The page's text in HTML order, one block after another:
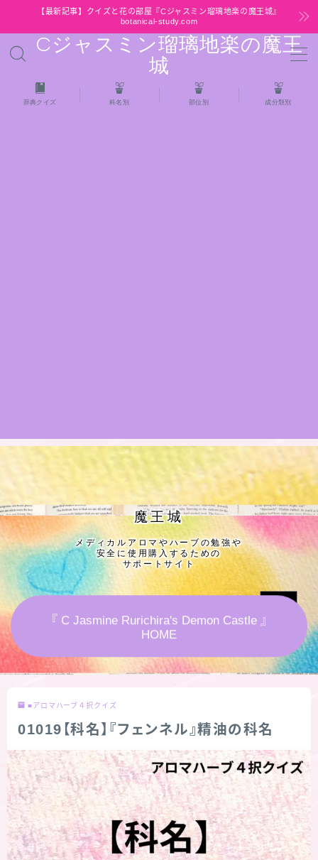
【最新記事】クイズと花の部屋『Cジャスミン瑠璃地楽の魔王城』
botanical-study.com
Cジャスミン瑠璃地楽の魔王
城
MENU
HOME
公式ウェブサイト『Botanical Study』
Cジャスミン瑠璃地楽の主な活動先リンク集
プロフィール
アロマハーブアンケート
おすすめ商品＆レビュー
★スペシャルアロマハーブ４択クイズ (kindle出
お問い合わせ
サイトマップ
辞典クイズ 科名別 部位別 成分類別
魔王城
メディカルアロマやハーブの勉強や
安全に使用購入するための
サポートサイト
『 C Jasmine Rurichira's Demon Castle 』
HOME
■アロマハーブ４択クイズ
01019【科名】『フェンネル』精油の科名